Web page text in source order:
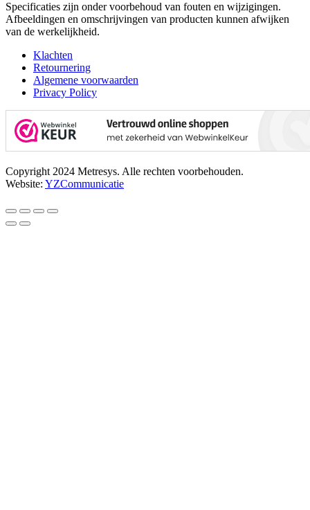
Specificaties zijn onder voorbehoud van fouten en wijzigingen.
Afbeeldingen en omschrijvingen van producten kunnen afwijken
van de werkelijkheid.
Klachten
Retournering
Algemene voorwaarden
Privacy Policy
Copyright 2024 Metresys. Alle rechten voorbehouden.
Website: YZCommunicatie